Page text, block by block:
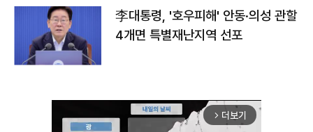
李대통령, '호우피해' 안동·의성 관할
4개면 특별재난지역 선포
arrow_forward_ios 더보기